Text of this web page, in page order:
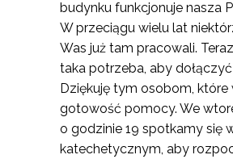
budynku funkcjonuje nasza
W przeciągu wielu lat
Was już tam pracowali.
taka potrzeba, aby
Dziękuję tym osobom, które
gotowość pomocy. We
o godzinie 19 spotkamy się
katechetycznym, aby